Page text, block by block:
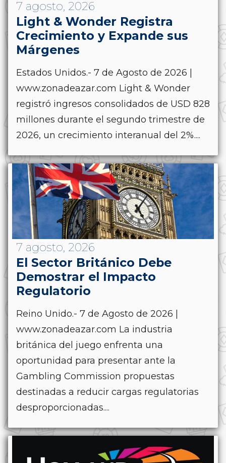
7 agosto, 2026
Light & Wonder Registra
Crecimiento y Expande sus
Márgenes
Estados Unidos.- 7 de Agosto de 2026 |
www.zonadeazar.com Light & Wonder
registró ingresos consolidados de USD 828
millones durante el segundo trimestre de
2026, un crecimiento interanual del 2%....
7 agosto, 2026
El Sector Británico Debe
Demostrar el Impacto
Regulatorio
Reino Unido.- 7 de Agosto de 2026 |
www.zonadeazar.com La industria
británica del juego enfrenta una
oportunidad para presentar ante la
Gambling Commission propuestas
destinadas a reducir cargas regulatorias
desproporcionadas....